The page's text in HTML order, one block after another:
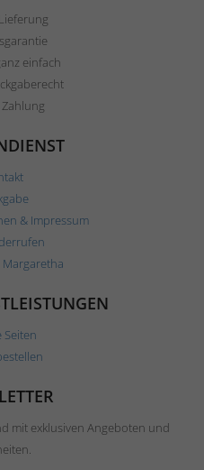
einfach
& Impressum
Seiten
mit exklusiven Angeboten und